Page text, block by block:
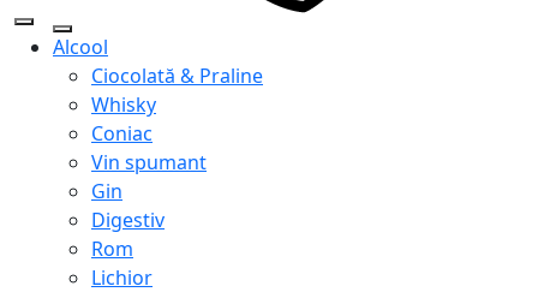
Alcool
Ciocolată & Praline
Whisky
Coniac
Vin spumant
Gin
Digestiv
Rom
Lichior